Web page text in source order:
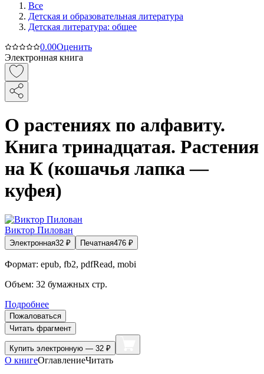
Все
Детская и образовательная литература
Детская литература: общее
0.00Оценить
Электронная книга
О растениях по алфавиту.
Книга тринадцатая. Растения
на К (кошачья лапка —
куфея)
Виктор Пилован
Электронная32 ₽ Печатная476 ₽
Формат: epub, fb2, pdfRead, mobi
Объем: 32 бумажных стр.
Подробнее
Пожаловаться
Читать фрагмент
Купить электронную — 32 ₽
О книгеОглавлениеЧитать